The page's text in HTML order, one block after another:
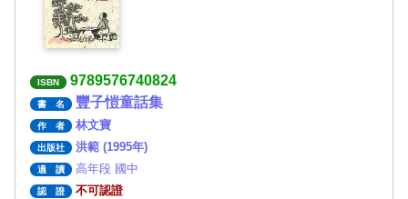
ISBN 9789576740824
書 名 豐子愷童話集
作 者 林文寶
出版社 洪範 (1995年)
適 讀 高年段 國中
認 證 不可認證